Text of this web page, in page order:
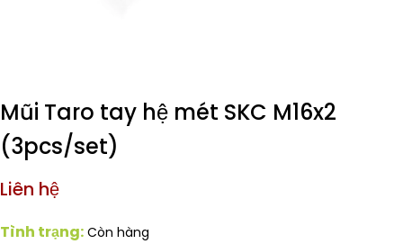
Mũi Taro tay hệ mét SKC M16x2
(3pcs/set)
Liên hệ
Tình trạng: Còn hàng